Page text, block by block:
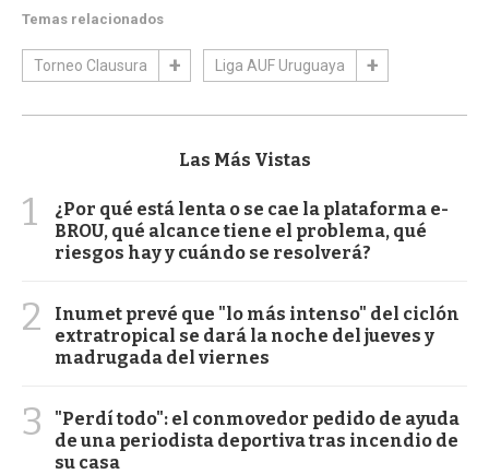
Temas relacionados
Torneo Clausura Liga AUF Uruguaya
Las Más Vistas
1
¿Por qué está lenta o se cae la plataforma e-
BROU, qué alcance tiene el problema, qué
riesgos hay y cuándo se resolverá?
2
Inumet prevé que "lo más intenso" del ciclón
extratropical se dará la noche del jueves y
madrugada del viernes
3
"Perdí todo": el conmovedor pedido de ayuda
de una periodista deportiva tras incendio de
su casa